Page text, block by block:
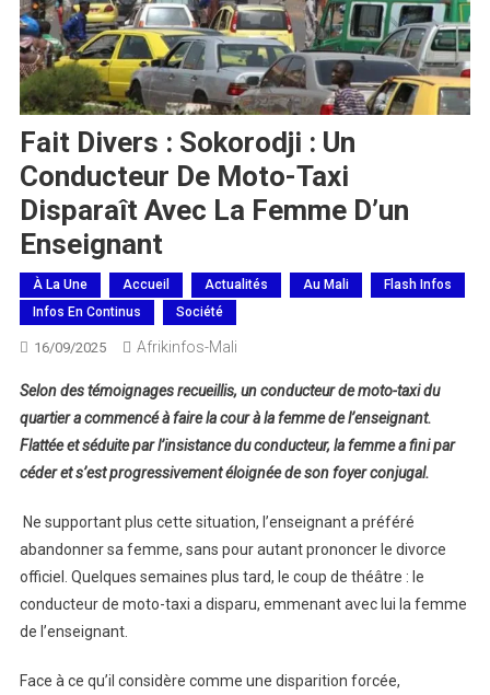
Fait Divers : Sokorodji : Un
Conducteur De Moto-Taxi
Disparaît Avec La Femme D’un
Enseignant
À La Une Accueil Actualités Au Mali
Flash Infos
Infos En Continus
Société
16/09/2025 Afrikinfos-Mali
Selon des témoignages recueillis, un conducteur de moto-taxi du
quartier a commencé à faire la cour à la femme de l’enseignant.
Flattée et séduite par l’insistance du conducteur, la femme a fini par
céder et s’est progressivement éloignée de son foyer conjugal.
Ne supportant plus cette situation, l’enseignant a préféré
abandonner sa femme, sans pour autant prononcer le divorce
officiel. Quelques semaines plus tard, le coup de théâtre : le
conducteur de moto-taxi a disparu, emmenant avec lui la femme
de l’enseignant.
Face à ce qu’il considère comme une disparition forcée,